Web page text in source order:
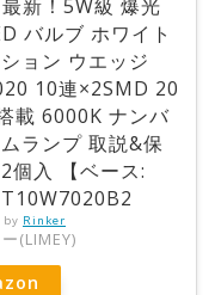
新！5W級 爆光
バルブ ホワイト
ョン ウエッジ
10連×2SMD 20
載 6000K ナンバ
ランプ 取説&保
個入 【ベース:
by Rinker
(LIMEY)